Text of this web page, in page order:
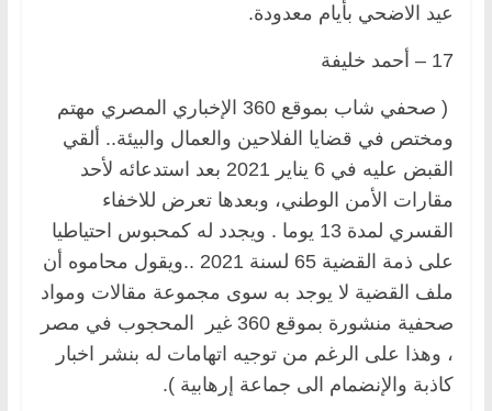
عيد الاضحي بأيام معدودة.
17 – أحمد خليفة
( صحفي شاب بموقع 360 الإخباري المصري مهتم
ومختص في قضايا الفلاحين والعمال والبيئة.. ألقي
القبض عليه في 6 يناير 2021 بعد استدعائه لأحد
مقارات الأمن الوطني، وبعدها تعرض للاخفاء
القسري لمدة 13 يوما . ويجدد له كمحبوس احتياطيا
على ذمة القضية 65 لسنة 2021 ..ويقول محاموه أن
ملف القضية لا يوجد به سوى مجموعة مقالات ومواد
صحفية منشورة بموقع 360 غير المحجوب في مصر
، وهذا على الرغم من توجيه اتهامات له بنشر اخبار
كاذبة والإنضمام الى جماعة إرهابية ).